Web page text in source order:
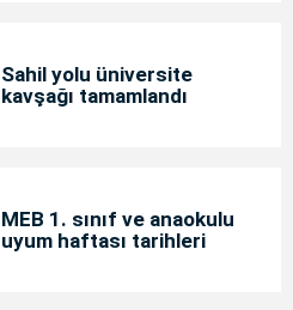
Sahil yolu üniversite
kavşağı tamamlandı
MEB 1. sınıf ve anaokulu
uyum haftası tarihleri